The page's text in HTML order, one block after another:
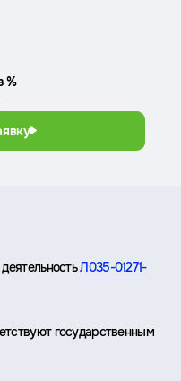
%
Л035-01271-
государственным